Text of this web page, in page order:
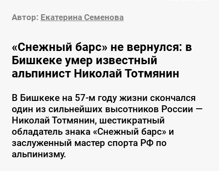
Автор: Екатерина Семенова
«Снежный барс» не вернулся: в
Бишкеке умер известный
альпинист Николай Тотмянин
В Бишкеке на 57-м году жизни скончался
один из сильнейших высотников России —
Николай Тотмянин, шестикратный
обладатель знака «Снежный барс» и
заслуженный мастер спорта РФ по
альпинизму.